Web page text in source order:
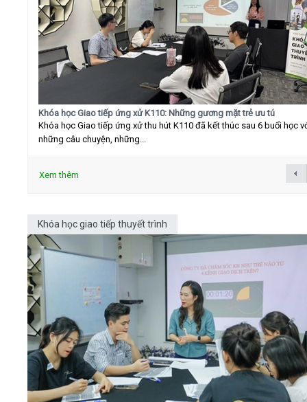
Khóa học Giao tiếp ứng xử K110: Những gương mặt trẻ ưu tú
Khóa học Giao tiếp ứng xử thu hút K110 đã kết thúc sau 6 buổi học
những câu chuyện, những...
Xem thêm
Khóa học giao tiếp thuyết trình